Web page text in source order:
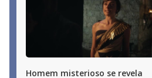
Homem misterioso se revela